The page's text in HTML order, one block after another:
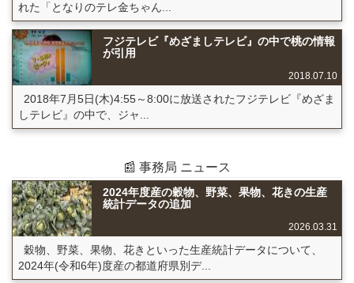
れた「となりのテレ金ちゃん...
フジテレビ『めざましテレビ』の中で桃の情報
が引用
2018.07.10
2018年7月5日(木)4:55～8:00に放送されたフジテレビ『めざま
しテレビ』の中で、ジャ...
📰 事務局 ニュース
2024年度産の穀物、野菜、果物、花きの生産
統計データの追加
2026.03.31
穀物、野菜、果物、花きといった生産統計データについて、
2024年(令和6年)度産の都道府県別デ...